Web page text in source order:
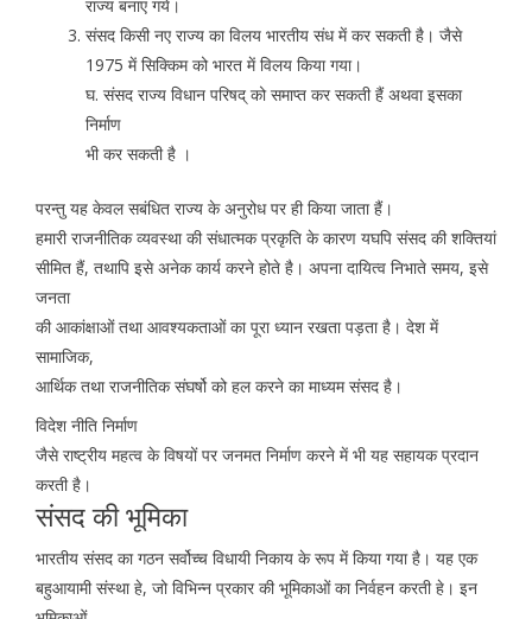
राज्य बनाए गये।
संसद किसी नए राज्य का विलय भारतीय संध में कर सकती है। जैसे
1975 में सिक्किम को भारत में विलय किया गया।
घ. संसद राज्य विधान परिषद् को समाप्त कर सकती हैं अथवा इसका
निर्माण
भी कर सकती है ।
परन्तु यह केवल सबंधित राज्य के अनुरोध पर ही किया जाता हैं।
हमारी राजनीतिक व्यवस्था की संधात्मक प्रकृति के कारण यघपि संसद की शक्तियां
सीमित हैं, तथापि इसे अनेक कार्य करने होते है। अपना दायित्व निभाते समय, इसे
जनता
की आकांक्षाओं तथा आवश्यकताओं का पूरा ध्यान रखता पड़ता है। देश में
सामाजिक,
आर्थिक तथा राजनीतिक संघर्षो को हल करने का माध्यम संसद है।
विदेश नीति निर्माण
जैसे राष्ट्रीय महत्व के विषयों पर जनमत निर्माण करने में भी यह सहायक प्रदान
करती है।
संसद की भूमिका
भारतीय संसद का गठन सर्वोच्च विधायी निकाय के रूप में किया गया है। यह एक
बहुआयामी संस्था हे, जो विभिन्न प्रकार की भूमिकाओं का निर्वहन करती हे। इन